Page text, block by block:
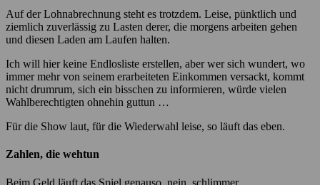
Auf der Lohnabrechnung steht es trotzdem. Leise, pünktlich und
ziemlich zuverlässig zu Lasten derer, die morgens arbeiten gehen
und diesen Laden am Laufen halten.
Ich will hier keine Endlosliste erstellen, aber wer sich wundert, wo
immer mehr von seinem erarbeiteten Einkommen versackt, kommt
nicht drumrum, sich ein bisschen zu informieren, würde vielen
Wahlberechtigten ohnehin guttun …
Für die Show laut, für die Wiederwahl leise, so läuft das eben.
Zahlen, die wehtun
Beim Geld läuft das Spiel genauso, nein, schlimmer.